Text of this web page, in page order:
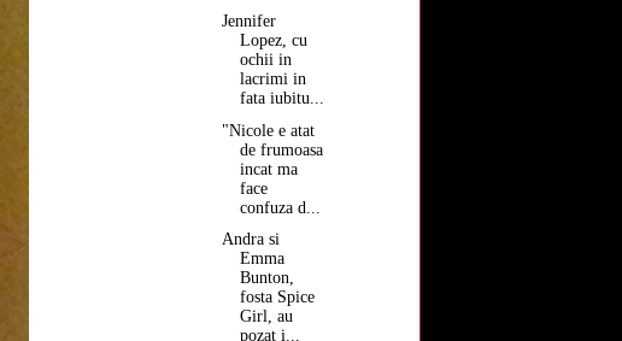
Jennifer
Lopez, cu
ochii in
lacrimi in
fata iubitu...
"Nicole e atat
de frumoasa
incat ma
face
confuza d...
Andra si
Emma
Bunton,
fosta Spice
Girl, au
pozat i...